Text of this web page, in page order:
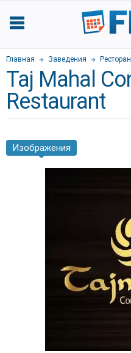
Главная Заведения
Taj Mahal
Restaurant
Изображения